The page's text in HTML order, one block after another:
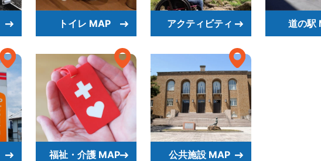
トイレ MAP アクティビティ 道の駅
福祉・介護 MAP 公共施設 MAP